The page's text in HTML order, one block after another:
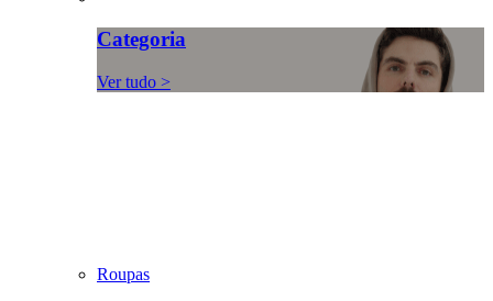
Categoria
Ver tudo >
Roupas